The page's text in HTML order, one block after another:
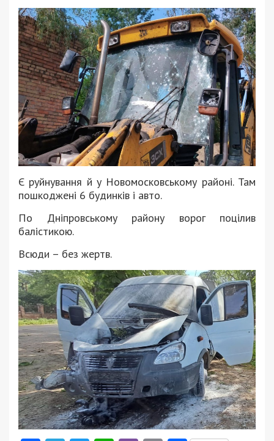
Є руйнування й у Новомосковському районі. Там
пошкоджені 6 будинків і авто.
По Дніпровському району ворог поцілив
балістикою.
Всюди – без жертв.